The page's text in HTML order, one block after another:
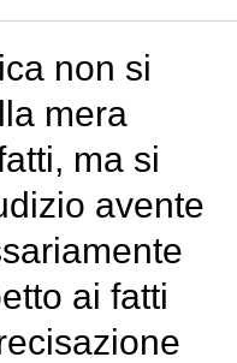
non si
mera
ma si
avente
ai fatti